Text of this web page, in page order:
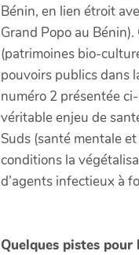
Bénin, en lien étroit
Grand Popo au
(patrimoines bio-
pouvoirs publics dans
numéro 2 présentée
véritable enjeu de
Suds (santé mentale
conditions la
d’agents infectieux à
Quelques pistes pour